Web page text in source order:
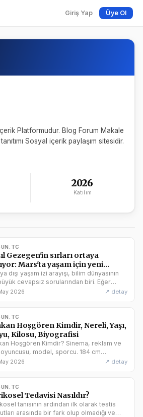
Giriş Yap Üye Ol
Platformudur. Blog Forum Makale
tanıtımı Sosyal içerik paylaşım sitesidir.
2026
Katılım
Gezegen'in sırları ortaya
Mars'ta yaşam için yeni
dışı yaşam izi arayışı, bilim dünyasının
cevapsız sorularından biri. Eğer
dışında yaşam varsa, nerede? Dünya'ya
en güçlü aday. Yıllardır devam
çalışmalar sonucunda...
2026 ↗ detay
Hoşgören Kimdir, Nereli, Yaşı,
Kilosu, Biyografisi
Hoşgören Kimdir? Sinema, reklam ve
model, sporcu. 184 cm
ve 79 kilo. 5 Ağustos 1999 tarihinde
İşletme Bölümü mezunudur. Çeşitli
koçlarıyla çalışarak tecrübe...
2026 ↗ detay
Tedavisi Nasıldır?
tanısının ardından ilk olarak testis
arasında bir fark olup olmadığı ve